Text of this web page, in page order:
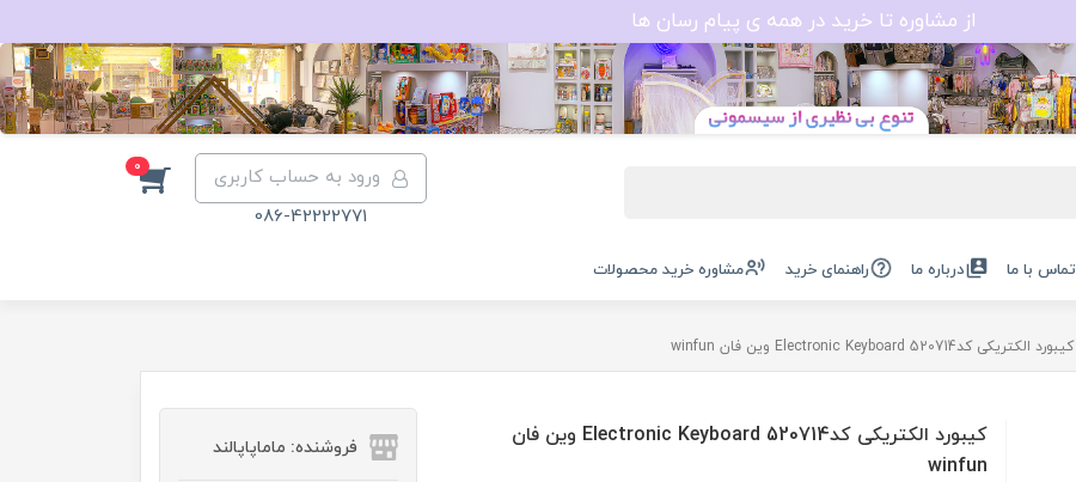
از مشاوره تا خرید در همه ی پیام رسان ها
ورود به حساب کاربری
086-42222771
0
تماس با ما درباره ما راهنمای خرید مشاوره خرید محصولات
کیبورد الکتریکی کد520714 Electronic Keyboard وین فان winfun
کیبورد الکتریکی کد520714 Electronic Keyboard وین فان
winfun
فروشنده: ماماپاپالند